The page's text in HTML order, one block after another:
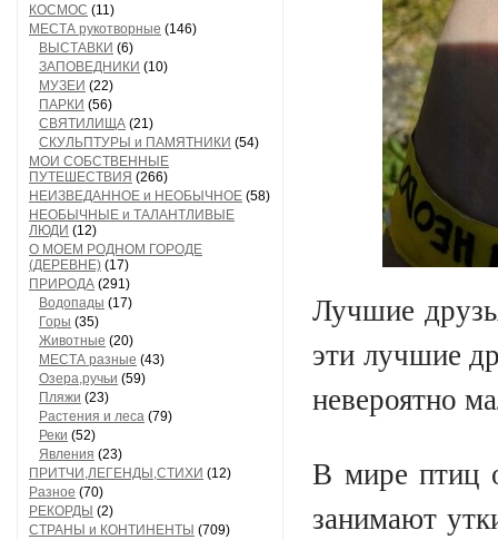
КОСМОС (11)
МЕСТА рукотворные (146)
ВЫСТАВКИ (6)
ЗАПОВЕДНИКИ (10)
МУЗЕИ (22)
ПАРКИ (56)
СВЯТИЛИЩА (21)
СКУЛЬПТУРЫ и ПАМЯТНИКИ (54)
МОИ СОБСТВЕННЫЕ
ПУТЕШЕСТВИЯ (266)
НЕИЗВЕДАННОЕ и НЕОБЫЧНОЕ (58)
НЕОБЫЧНЫЕ и ТАЛАНТЛИВЫЕ
ЛЮДИ (12)
О МОЕМ РОДНОМ ГОРОДЕ
(ДЕРЕВНЕ) (17)
ПРИРОДА (291)
Водопады (17)
Горы (35)
Животные (20)
МЕСТА разные (43)
Озера,ручьи (59)
Пляжи (23)
Растения и леса (79)
Реки (52)
Явления (23)
ПРИТЧИ,ЛЕГЕНДЫ,СТИХИ (12)
Разное (70)
РЕКОРДЫ (2)
СТРАНЫ и КОНТИНЕНТЫ (709)
Лучшие
эти лучшие
невероятно
В мире птиц
занимают